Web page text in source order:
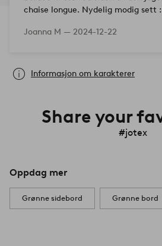
chaise longue. Nydelig modig sett
Joanna M — 2024-12-22
Informasjon om karakterer
Share your
#jotex
Oppdag mer
Grønne sidebord Grønne bord